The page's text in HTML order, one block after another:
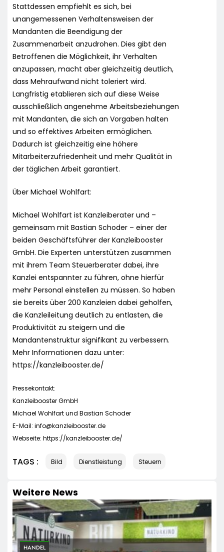
Stattdessen empfiehlt es sich, bei
unangemessenen Verhaltensweisen der
Mandanten die Beendigung der
Zusammenarbeit anzudrohen. Dies gibt den
Betroffenen die Möglichkeit, ihr Verhalten
anzupassen, macht aber gleichzeitig deutlich,
dass Mehraufwand nicht toleriert wird.
Langfristig etablieren sich auf diese Weise
ausschließlich angenehme Arbeitsbeziehungen
mit Mandanten, die sich an Vorgaben halten
und so effektives Arbeiten ermöglichen.
Dadurch ist gleichzeitig eine höhere
Mitarbeiterzufriedenheit und mehr Qualität in
der täglichen Arbeit garantiert.
Über Michael Wohlfart:
Michael Wohlfart ist Kanzleiberater und –
gemeinsam mit Bastian Schoder – einer der
beiden Geschäftsführer der Kanzleibooster
GmbH. Die Experten unterstützen zusammen
mit ihrem Team Steuerberater dabei, ihre
Kanzlei entspannter zu führen, ohne hierfür
mehr Personal einstellen zu müssen. So haben
sie bereits über 200 Kanzleien dabei geholfen,
die Kanzleileitung deutlich zu entlasten, die
Produktivität zu steigern und die
Mandantenstruktur signifikant zu verbessern.
Mehr Informationen dazu unter:
https://kanzleibooster.de/
Pressekontakt:
Kanzleibooster GmbH
Michael Wohlfart und Bastian Schoder
E-Mail: info@kanzleibooster.de
Webseite: https://kanzleibooster.de/
TAGS : Bild Dienstleistung Steuern
Weitere News
HANDEL